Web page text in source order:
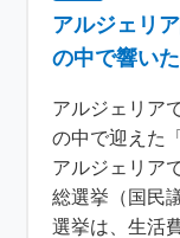
アルジェリ
の中で響い
アルジェリア
の中で迎えた
アルジェリア
総選挙（国民
選挙は、生活